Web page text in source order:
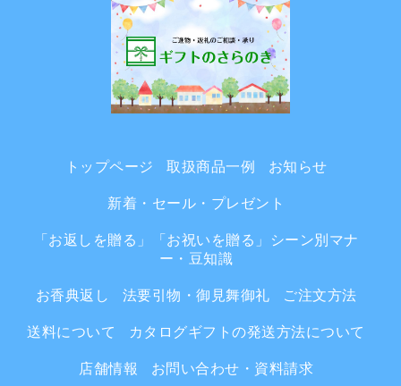
トップページ 取扱商品一例 お知らせ
新着・セール・プレゼント
「お返しを贈る」「お祝いを贈る」シーン別マナ
ー・豆知識
お香典返し 法要引物・御見舞御礼 ご注文方法
送料について カタログギフトの発送方法について
店舗情報 お問い合わせ・資料請求